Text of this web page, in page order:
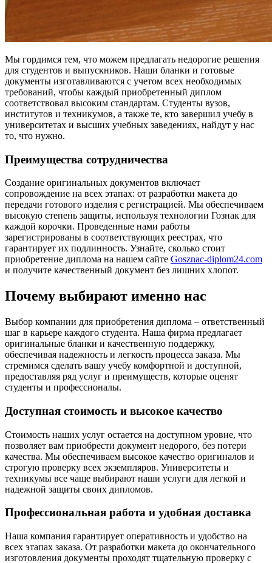
Мы гордимся тем, что можем предлагать недорогие решения
для студентов и выпускников. Наши бланки и готовые
документы изготавливаются с учетом всех необходимых
требований, чтобы каждый приобретенный диплом
соответствовал высоким стандартам. Студенты вузов,
институтов и техникумов, а также те, кто завершил учебу в
университетах и высших учебных заведениях, найдут у нас
то, что нужно.
Преимущества сотрудничества
Создание оригинальных документов включает
сопровождение на всех этапах: от разработки макета до
передачи готового изделия с регистрацией. Мы обеспечиваем
высокую степень защиты, используя технологии Гознак для
каждой корочки. Проведенные нами работы
зарегистрированы в соответствующих реестрах, что
гарантирует их подлинность. Узнайте, сколько стоит
приобретение диплома на нашем сайте Gosznac-diplom24.com
и получите качественный документ без лишних хлопот.
Почему выбирают именно нас
Выбор компании для приобретения диплома – ответственный
шаг в карьере каждого студента. Наша фирма предлагает
оригинальные бланки и качественную поддержку,
обеспечивая надежность и легкость процесса заказа. Мы
стремимся сделать вашу учебу комфортной и доступной,
предоставляя ряд услуг и преимуществ, которые оценят
студенты и профессионалы.
Доступная стоимость и высокое качество
Стоимость наших услуг остается на доступном уровне, что
позволяет вам приобрести документ недорого, без потери
качества. Мы обеспечиваем высокое качество оригиналов и
строгую проверку всех экземпляров. Университеты и
техникумы все чаще выбирают наши услуги для легкой и
надежной защиты своих дипломов.
Профессиональная работа и удобная доставка
Наша компания гарантирует оперативность и удобство на
всех этапах заказа. От разработки макета до окончательного
изготовления документы проходят тщательную проверку с